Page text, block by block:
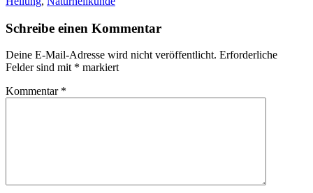
Schreibe einen Kommentar
Deine E-Mail-Adresse wird nicht veröffentlicht. Erforderliche
Felder sind mit * markiert
Kommentar *